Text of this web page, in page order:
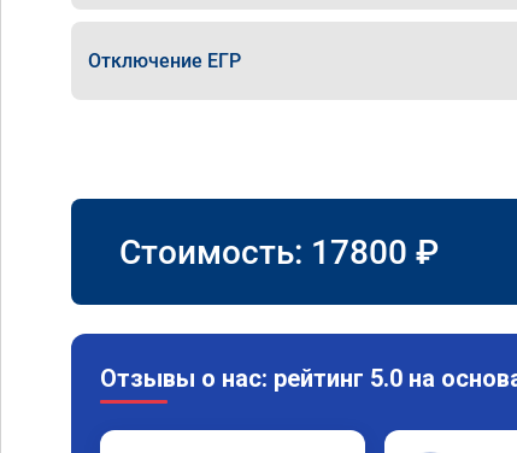
Отключение ЕГР
Стоимость: 17800 ₽
Отзывы о нас: рейтинг 5.0 на